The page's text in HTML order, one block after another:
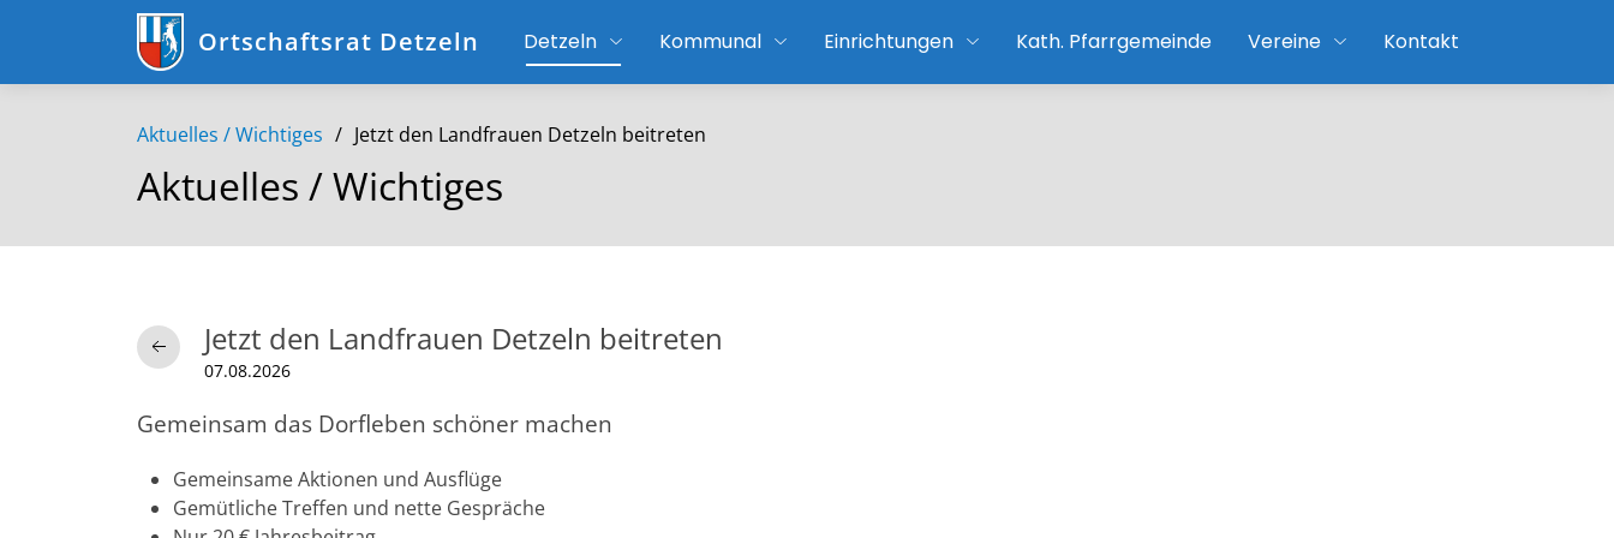
Ortschaftsrat Detzeln Detzeln Kommunal Einrichtungen Kath. Pfarrgemeinde Vereine Kontakt
Aktuelles / Wichtiges Jetzt den Landfrauen Detzeln beitreten
Aktuelles / Wichtiges
Jetzt den Landfrauen Detzeln beitreten
07.08.2026
Gemeinsam das Dorfleben schöner machen
Gemeinsame Aktionen und Ausflüge
Gemütliche Treffen und nette Gespräche